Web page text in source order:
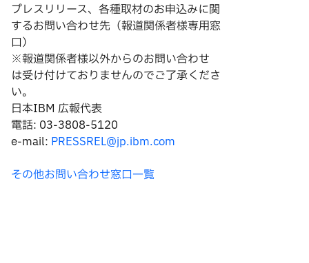
プレスリリース、各種取材のお申込みに関
するお問い合わせ先（報道関係者様専用窓
口）
※報道関係者様以外からのお問い合わせ
は受け付けておりませんのでご了承くださ
い。
日本IBM 広報代表
電話: 03-3808-5120
e-mail: PRESSREL@jp.ibm.com
その他お問い合わせ窓口一覧